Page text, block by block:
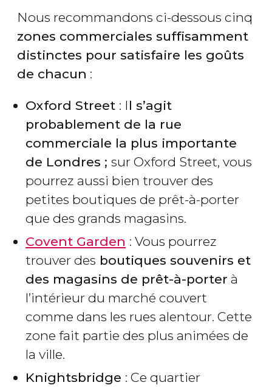
Nous recommandons ci-dessous cinq
zones commerciales suffisamment
distinctes pour satisfaire les goûts
de chacun :
Oxford Street : I l s’agit
probablement de la rue
commerciale la plus importante
de Londres ; sur Oxford Street, vous
pourrez aussi bien trouver des
petites boutiques de prêt-à-porter
que des grands magasins.
Covent Garden : Vous pourrez
trouver des boutiques souvenirs et
des magasins de prêt-à-porter à
l’intérieur du marché couvert
comme dans les rues alentour. Cette
zone fait partie des plus animées de
la ville.
Knightsbridge : Ce quartier